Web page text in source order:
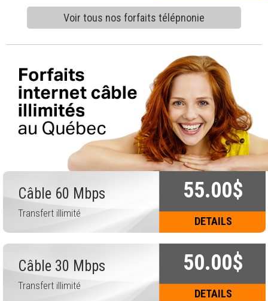
Voir tous nos forfaits télépnonie
Câble 60 Mbps
Transfert illimité
55.00$
DETAILS
Câble 30 Mbps
Transfert illimité
50.00$
DETAILS